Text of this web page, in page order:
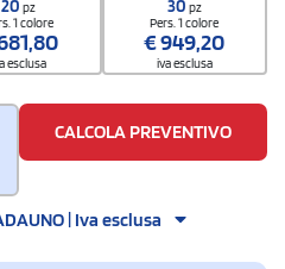
20pz
1 colore
esclusa
30 pz
Pers. 1 colore
€949,20
iva esclusa
CALCOLA PREVENTIVO
| Iva esclusa